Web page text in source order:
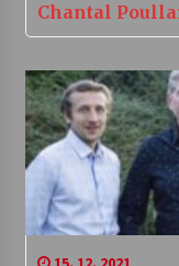
Chantal